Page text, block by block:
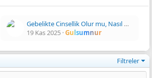
Gebelikte Cinsellik Olur mu, Nasıl Olmalı?
19 Kas 2025 Gulsumnur
Filtreler